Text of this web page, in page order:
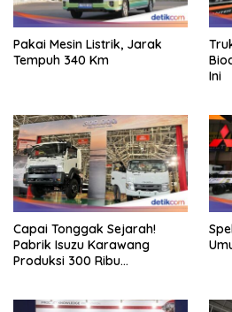
Pakai Mesin Listrik, Jarak
Tempuh 340 Km
Ini
Capai Tonggak Sejarah!
Pabrik Isuzu Karawang
Produksi 300 Ribu